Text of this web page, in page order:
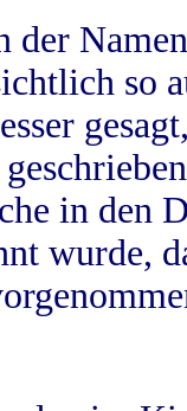
der
so
in
wurde,